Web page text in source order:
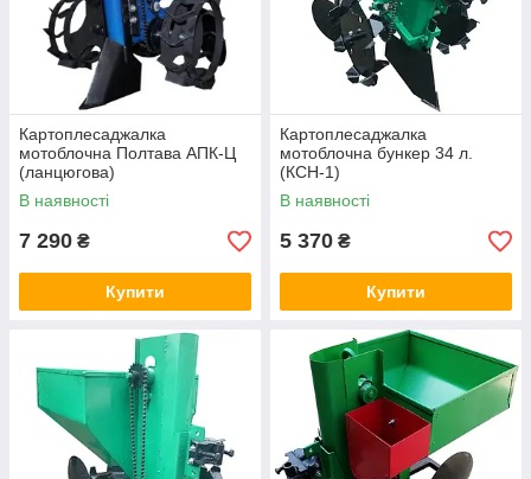
Картоплесаджалка
мотоблочна Полтава АПК-Ц
(ланцюгова)
В наявності
7 290 ₴
Купити
Картоплесаджалка
мотоблочна бункер 34 л.
(КСН-1)
В наявності
5 370 ₴
Купити